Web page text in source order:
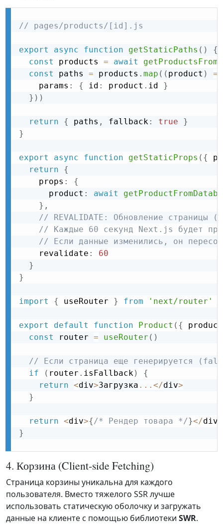
// pages/products/[id].js
export async function getStaticPaths ( )
{
const
products = await
const
paths = products . map ( ( product ) =
    params
: { id : product . id }
} ) )
return { paths , fallback : true
}
}
export async function getStaticProps ( {
return
{
    props
:
{
      product
: await
} ,
// REVALIDATE: Обновление страницы
// Каждые 60 секунд Next.js будет
// Если данные изменились, он
    revalidate
:
60
}
}
import { useRouter } from 'next/router'
export default function Product ( {
const
router = useRouter ( )
// Если страница еще генерируется
if
( router . isFallback )
{
return <div>Загрузка ... </div>
}
return <div>{ /* Рендер товара */}</div
}
4. Корзина (Client-side Fetching)
Страница корзины уникальна для каждого
пользователя. Вместо тяжелого SSR лучше
использовать статическую оболочку и загружать
данные на клиенте с помощью библиотеки SWR.